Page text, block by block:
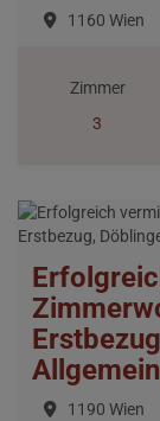
1160 Wien
Zimmer
3
1190 Wien